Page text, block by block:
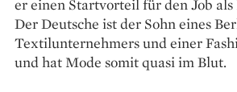
er einen Startvorteil für den Job
Der Deutsche ist der Sohn eines
Textilunternehmers und ­einer
und hat Mode somit quasi im Blut.